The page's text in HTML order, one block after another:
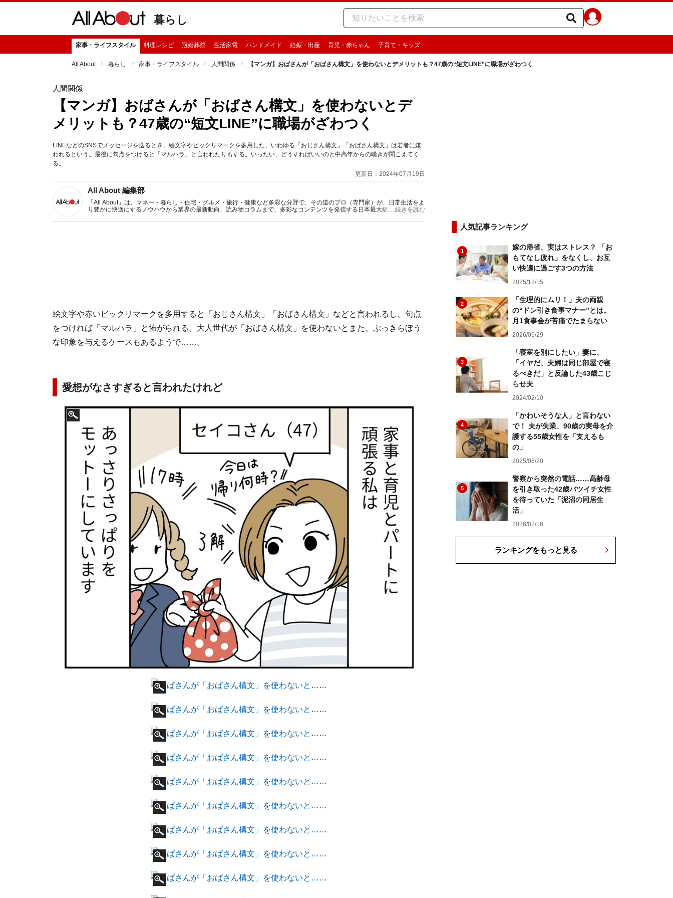
暮らし
家事・ライフスタイル 料理レシピ 冠婚葬祭 生活家電 ハンドメイド 妊娠・出産 育児・赤ちゃん 子育て・キッズ
All About 暮らし 家事・ライフスタイル 人間関係 【マンガ】おばさんが「おばさん構文」を使わないとデメリットも？47歳の“短文LINE”に職場がざわつく
人間関係
【マンガ】おばさんが「おばさん構文」を使わないとデ
メリットも？47歳の“短文LINE”に職場がざわつく
LINEなどのSNSでメッセージを送るとき、絵文字やビックリマークを多用した、いわゆる「おじさん構文」「おばさん構文」は若者に嫌
われるという。最後に句点をつけると「マルハラ」と言われたりもする。いったい、どうすればいいのと中高年からの嘆きが聞こえてく
る。
更新日：2024年07月19日
All About 編集部
「All About」は、マネー・暮らし・住宅・グルメ・旅行・健康など多彩な分野で、その道のプロ（専門家）が、日常生活をよ
り豊かに快適にするノウハウから業界の最新動向、読み物コラムまで、多彩なコンテンツを発信する日本最大級の総合情報サ
...続きを読む
絵文字や赤いビックリマークを多用すると「おじさん構文」「おばさん構文」などと言われるし、句点
をつければ「マルハラ」と怖がられる。大人世代が「おばさん構文」を使わないとまた、ぶっきらぼう
な印象を与えるケースもあるようで……。
愛想がなさすぎると言われたけれど
人気記事ランキング
1
嫁の帰省、実はストレス？ 「お
もてなし疲れ」をなくし、お互
い快適に過ごす3つの方法
2025/12/15
2
「生理的にムリ！」夫の両親
の“ドン引き食事マナー”とは。
月1食事会が苦痛でたまらない
2026/06/29
3
「寝室を別にしたい」妻に、
「イヤだ、夫婦は同じ部屋で寝
るべきだ」と反論した43歳こじ
らせ夫
2024/02/10
4
「かわいそうな人」と言わない
で！ 夫が失業、90歳の実母を介
護する55歳女性を「支えるも
の」
2025/06/20
5
警察から突然の電話……高齢母
を引き取った42歳バツイチ女性
を待っていた「泥沼の同居生
活」
2026/07/16
ランキングをもっと見る